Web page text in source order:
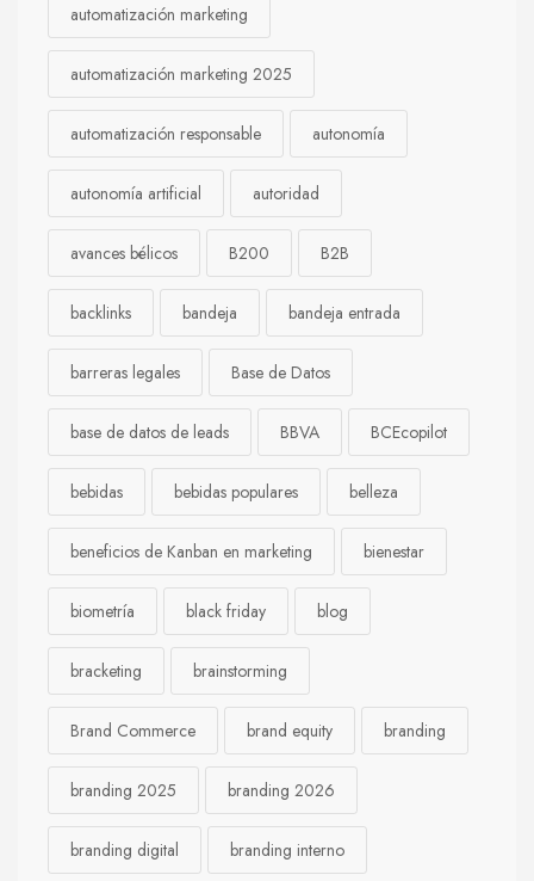
automatización marketing
automatización marketing 2025
automatización responsable autonomía
autonomía artificial autoridad
avances bélicos B200 B2B
backlinks bandeja bandeja entrada
barreras legales Base de Datos
base de datos de leads BBVA BCEcopilot
bebidas bebidas populares belleza
beneficios de Kanban en marketing bienestar
biometría black friday blog
bracketing brainstorming
Brand Commerce brand equity branding
branding 2025 branding 2026
branding digital branding interno